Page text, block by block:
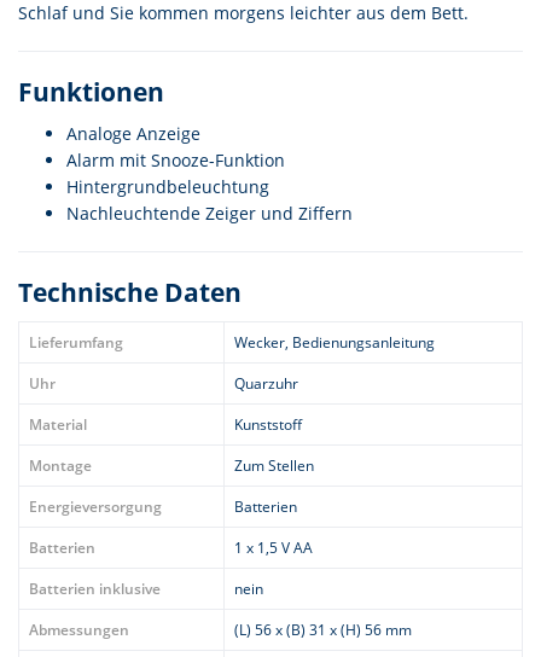
Schlaf und Sie kommen morgens leichter aus dem Bett.
Funktionen
Analoge Anzeige
Alarm mit Snooze-Funktion
Hintergrundbeleuchtung
Nachleuchtende Zeiger und Ziffern
Technische Daten
Lieferumfang
Wecker, Bedienungsanleitung
Uhr
Quarzuhr
Material
Kunststoff
Montage
Zum Stellen
Energieversorgung
Batterien
Batterien
1 x 1,5 V AA
Batterien inklusive
nein
Abmessungen
(L) 56 x (B) 31 x (H) 56 mm